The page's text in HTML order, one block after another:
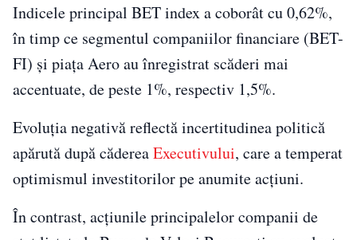
Indicele principal BET indexa coborât cu 0,62%,
în timp ce segmentul companiilor financiare (BET-
FI) și piața Aero au înregistrat scăderi mai
accentuate, de peste 1%, respectiv 1,5%.
Evoluția negativă reflectă incertitudinea politică
apărută după cădereaExecutivului, care a temperat
optimismul investitorilor pe anumite acțiuni.
În contrast, acțiunile principalelor companii de